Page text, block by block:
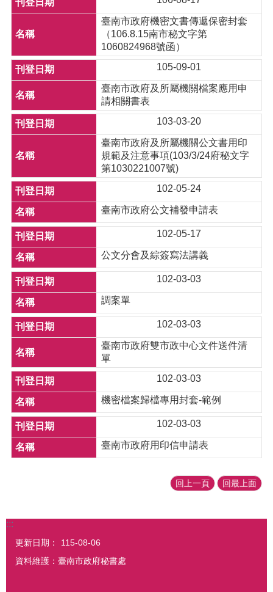
臺南市政府機密文書傳遞保密封套
（106.8.15南市秘文字第
1060824968號函）
105-09-01
臺南市政府及所屬機關檔案應用申
請相關書表
103-03-20
臺南市政府及所屬機關公文書用印
規範及注意事項(103/3/24府秘文字
第1030221007號)
102-05-24
臺南市政府公文補發申請表
102-05-17
公文分會及綜簽寫法講義
102-03-03
調案單
102-03-03
臺南市政府雙市政中心文件送件清
單
102-03-03
機密檔案歸檔專用封套-範例
102-03-03
臺南市政府用印信申請表
回上一頁 回最上面
:::
更新日期：
115-08-06
資料維護：臺南市政府秘書處